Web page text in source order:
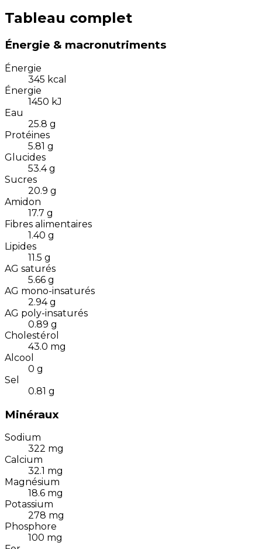
Tableau complet
Énergie & macronutriments
Énergie
345 kcal
Énergie
1450 kJ
Eau
25.8 g
Protéines
5.81 g
Glucides
53.4 g
Sucres
20.9 g
Amidon
17.7 g
Fibres alimentaires
1.40 g
Lipides
11.5 g
AG saturés
5.66 g
AG mono-insaturés
2.94 g
AG poly-insaturés
0.89 g
Cholestérol
43.0 mg
Alcool
0 g
Sel
0.81 g
Minéraux
Sodium
322 mg
Calcium
32.1 mg
Magnésium
18.6 mg
Potassium
278 mg
Phosphore
100 mg